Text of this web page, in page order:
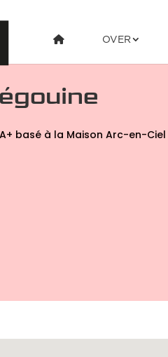
OVER
basé à la Maison Arc-en-Ciel